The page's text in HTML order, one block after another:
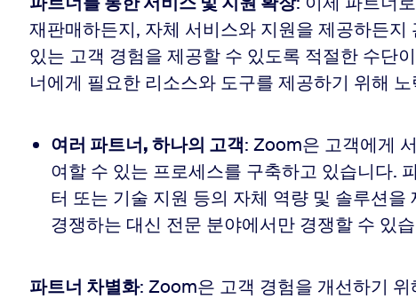
재판매하든지, 자체 서비스와 지원을 제공하든
있는 고객 경험을 제공할 수 있도록 적절한 수단
너에게 필요한 리소스와 도구를 제공하기 위해
여러 파트너, 하나의 고객: Zoom은 고객에게
여할 수 있는 프로세스를 구축하고 있습니다.
터 또는 기술 지원 등의 자체 역량 및 솔루션
경쟁하는 대신 전문 분야에서만 경쟁할 수 있
파트너 차별화: Zoom은 고객 경험을 개선하기